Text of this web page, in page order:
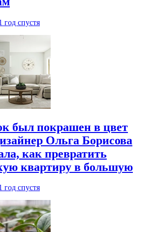
год спустя
был покрашен в цвет
Ольга Борисова
как превратить
квартиру в большую
год спустя